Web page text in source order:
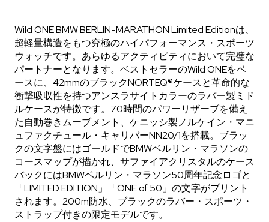
Wild ONE BMW BERLIN-MARATHON Limited Editionは、
超軽量構造をもつ究極のハイパフォーマンス・スポーツ
ウォッチです。あらゆるアクティビティにおいて完璧な
パートナーとなります。ベストセラーのWild ONEをベ
ースに、42mmのブラックNORTEQ®ケースと革命的な
衝撃吸収性を持つアンスラサイトカラーのラバー製ミド
ルケースが特徴です。70時間のパワーリザーブを備え
た自動巻きムーブメント、ケニッシ製ノルケイン・マニ
ュファクチュール・キャリバーNN20/1を搭載。ブラッ
クの文字盤にはゴールドでBMWベルリン・マラソンの
コースマップが描かれ、サファイアクリスタルのケース
バックにはBMWベルリン・マラソン50周年記念ロゴと
「LIMITED EDITION」「ONE of 50」の文字がプリント
されます。200m防水、ブラックのラバー・スポーツ・
ストラップ付きの限定モデルです。